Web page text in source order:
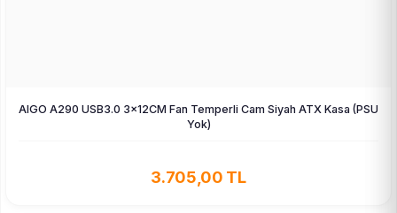
AIGO A290 USB3.0 3×12CM Fan Temperli Cam Siyah ATX Kasa (PSU
Yok)
3.705,00 TL